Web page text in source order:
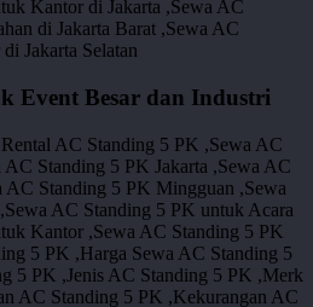
Event Besar dan Industri